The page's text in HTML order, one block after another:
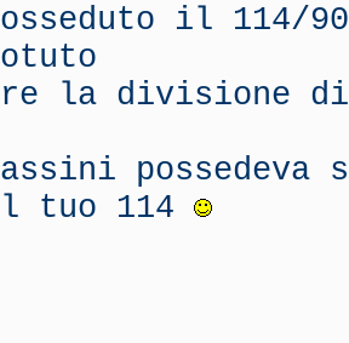
il 114/
la divisione di
possedeva
tuo 114